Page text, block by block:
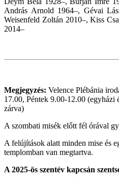
András Arnold 1964–, Gévai
Weisenfeld Zoltán 2010–, Kiss
2014–
Megjegyzés: Velence Plébánia
17.00, Péntek 9.00-12.00 (egyházi
zárva)
A szombati misék előtt fél órával
A felújítások alatt minden mise és
templomban van megtartva.
A 2025-ös szentév kapcsán